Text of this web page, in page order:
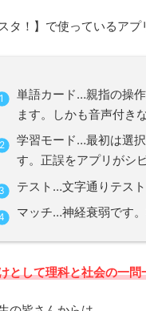
スタ！】で使っているアプ
単語カード…親指の操
ます。しかも音声付き
学習モード…最初は選
す。正誤をアプリがシ
テスト…文字通りテス
マッチ…神経衰弱です
として理科と社会の一問